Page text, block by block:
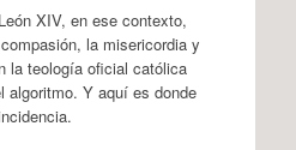
XIV, en ese contexto,
la misericordia y
la teología oficial católica
algoritmo. Y aquí es donde